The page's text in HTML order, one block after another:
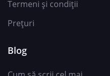
Termeni și condiții
Prețuri
Blog